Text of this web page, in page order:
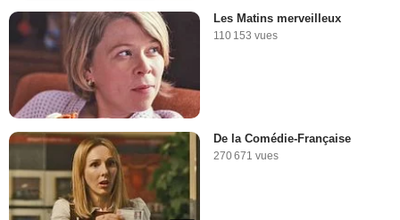
Les Matins merveilleux
110 153 vues
De la Comédie-Française
270 671 vues